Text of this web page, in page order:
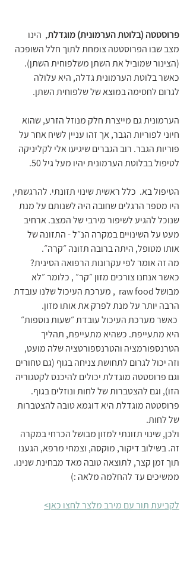
פרוסטטה (בלוטת הערמונית) מוגדלת,  הינו
מצב שבו הפרוסטטה צומחת לתוך חלל השופכה
(הצינור שמוביל את השתן משלפוחית השתן).
כאשר בלוטת הערמונית גדלה, היא עלולה
לגרום לחסימה במוצא של שלפוחית השתן.
הערמונית גם מייצרת חלק מנוזל הזרע, שהוא
חיוני לפוריות הגבר, אך זהו עניין לשיח אחר על
פוריות הגבר. רוב הגברים שיגיעו אלי לקליניקה
לטיפול בבלוטת הערמונית יהיו מעל גיל 50.
הטיפול בא.  כלל ראשית שינוי תזונתי. להרגשתי,
היו מספר הרגלים שחובה היה לשנותם על מנת
שנוכל להגיע לשיפור מירבי של המצב. ארחיב
מעט על השינויים במקרה הנ״ל - התזונה של
אותו מטופל, היתה ברובה תזונה ״קרה״.
מה זה אומר לפי עקרונות הרפואה הסינית?
כאשר אנחנו צורכים מזון ״קר״ , כלומר ״לא
מבושל raw food  , מערכת העיכול שלנו עובדת
הרבה יותר על מנת לפרק את אותו מזון.
כאשר מערכת העיכול עובדת ״שעות נוספות״
היא מתעייפת. כשהיא מתעייפת, תהליך
הטרנספורמציה והטרנספורטציה שלה מועט,
וזה יכול לגרום לתחושת צניחה בגוף (גם טחורים
וגם פרוסטטה מוגדלת יכולים להיכנס לקטגוריה
הזו), וגם להצטברות של לחות ונוזלים בגוף.
פרוסטטה מוגדלת היא דוגמא טובה להצטברות
של לחות.
ולכן, שינוי תזונתי למזון מבושל הכרחי במקרה
זה. בשילוב דיקור, מוקסה, וצמחי מרפא, הגענו
תוך זמן קצר, לתוצאה טובה מאד מבחינת שנינו.
ממשיכים עד להחלמה מלאה :)
לקביעת תור עם מירב מלצר לחצו כאן>